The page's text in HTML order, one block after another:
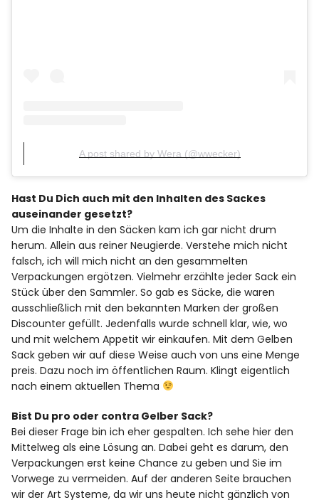
A post shared by Wera (@wwecker)
Hast Du Dich auch mit den Inhalten des Sackes
auseinander gesetzt?
Um die Inhalte in den Säcken kam ich gar nicht drum
herum. Allein aus reiner Neugierde. Verstehe mich nicht
falsch, ich will mich nicht an den gesammelten
Verpackungen ergötzen. Vielmehr erzählte jeder Sack ein
Stück über den Sammler. So gab es Säcke, die waren
ausschließlich mit den bekannten Marken der großen
Discounter gefüllt. Jedenfalls wurde schnell klar, wie, wo
und mit welchem Appetit wir einkaufen. Mit dem Gelben
Sack geben wir auf diese Weise auch von uns eine Menge
preis. Dazu noch im öffentlichen Raum. Klingt eigentlich
nach einem aktuellen Thema
Bist Du pro oder contra Gelber Sack?
Bei dieser Frage bin ich eher gespalten. Ich sehe hier den
Mittelweg als eine Lösung an. Dabei geht es darum, den
Verpackungen erst keine Chance zu geben und Sie im
Vorwege zu vermeiden. Auf der anderen Seite brauchen
wir der Art Systeme, da wir uns heute nicht gänzlich von